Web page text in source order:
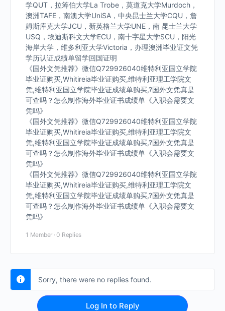
学QUT，拉筹伯大学La Trobe，莫道克大学Murdoch，
澳洲TAFE，南澳大学UniSA，中央昆士兰大学CQU，詹
姆斯库克大学JCU，新英格兰大学UNE，南 昆士兰大学
USQ，埃迪斯科文大学ECU，南十字星大学SCU，阳光
海岸大学，维多利亚大学Victoria，办理澳洲毕业证文凭
学历认证成绩单留学回国证明
《国外文凭推荐》微信Q729926040维特利亚国立学院
毕业证购买,Whitireia毕业证购买,维特利亚理工学院文
凭,维特利亚国立学院毕业证成绩单购买,?国外文凭真是
可查吗？怎么制作海外毕业证书成绩单《入职会需要文
凭吗》
《国外文凭推荐》微信Q729926040维特利亚国立学院
毕业证购买,Whitireia毕业证购买,维特利亚理工学院文
凭,维特利亚国立学院毕业证成绩单购买,?国外文凭真是
可查吗？怎么制作海外毕业证书成绩单《入职会需要文
凭吗》
《国外文凭推荐》微信Q729926040维特利亚国立学院
毕业证购买,Whitireia毕业证购买,维特利亚理工学院文
凭,维特利亚国立学院毕业证成绩单购买,?国外文凭真是
可查吗？怎么制作海外毕业证书成绩单《入职会需要文
凭吗》
1 Member · 0 Replies
Sorry, there were no replies found.
Log In to Reply